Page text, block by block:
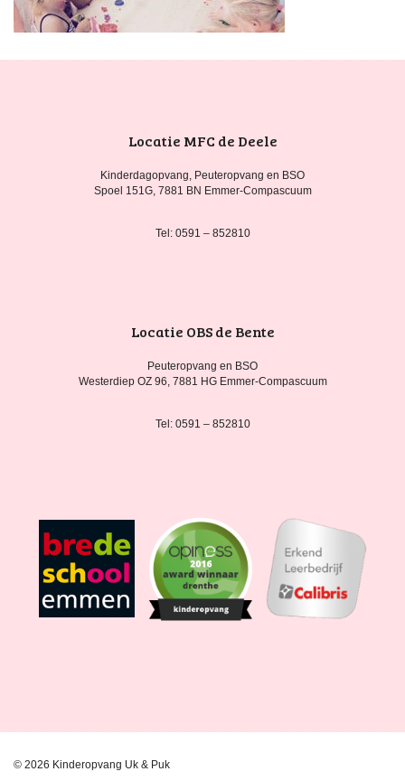
Locatie MFC de Deele
Kinderdagopvang, Peuteropvang en BSO
Spoel 151G, 7881 BN Emmer-Compascuum
Tel: 0591 – 852810
Locatie OBS de Bente
Peuteropvang en BSO
Westerdiep OZ 96, 7881 HG Emmer-Compascuum
Tel: 0591 – 852810
© 2026 Kinderopvang Uk & Puk